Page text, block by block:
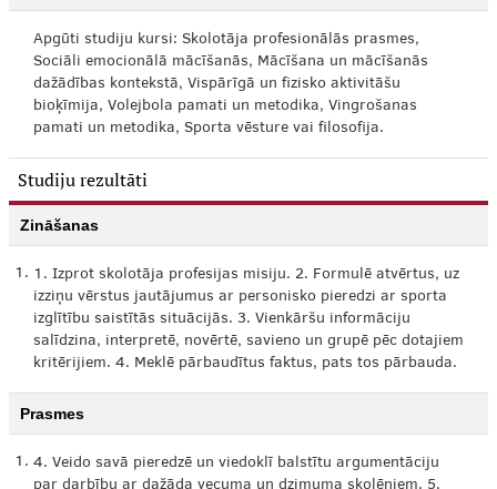
Apgūti studiju kursi: Skolotāja profesionālās prasmes,
Sociāli emocionālā mācīšanās, Mācīšana un mācīšanās
dažādības kontekstā, Vispārīgā un fizisko aktivitāšu
bioķīmija, Volejbola pamati un metodika, Vingrošanas
pamati un metodika, Sporta vēsture vai filosofija.
Studiju rezultāti
Zināšanas
1. 1. Izprot skolotāja profesijas misiju. 2. Formulē atvērtus, uz
izziņu vērstus jautājumus ar personisko pieredzi ar sporta
izglītību saistītās situācijās. 3. Vienkāršu informāciju
salīdzina, interpretē, novērtē, savieno un grupē pēc dotajiem
kritērijiem. 4. Meklē pārbaudītus faktus, pats tos pārbauda.
Prasmes
1. 4. Veido savā pieredzē un viedoklī balstītu argumentāciju
par darbību ar dažāda vecuma un dzimuma skolēniem. 5.